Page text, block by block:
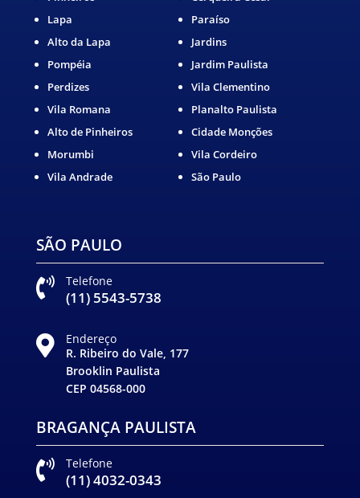
Lapa
Alto da Lapa
Pompéia
Perdizes
Vila Romana
Alto de Pinheiros
Morumbi
Vila Andrade
Paraíso
Jardins
Jardim Paulista
Vila Clementino
Planalto Paulista
Cidade Monções
Vila Cordeiro
São Paulo
SÃO PAULO
 Telefone
(11) 5543-5738

Endereço
R. Ribeiro do Vale, 177
Brooklin Paulista
CEP 04568-000
BRAGANÇA PAULISTA
 Telefone
(11) 4032-0343